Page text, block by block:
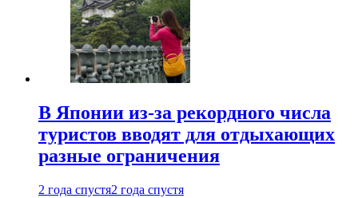
В Японии из-за рекордного числа
туристов вводят для отдыхающих
разные ограничения
2 года спустя2 года спустя